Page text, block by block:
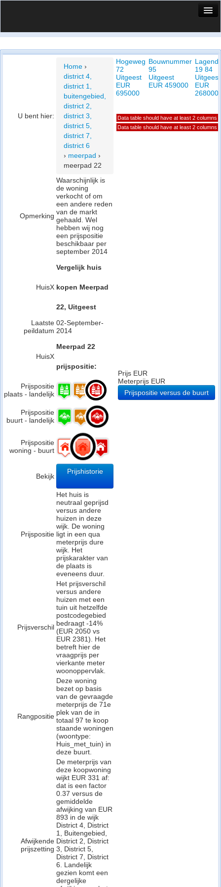
Vergelijk prijsposities - wijk
Privacy beleid
U bent hier:
Home ›
district 4,
district 1,
buitengebied,
district 2,
district 3,
district 5,
district 7,
district 6
› meerpad ›
meerpad 22
Opmerking
Waarschijnlijk is
de woning
verkocht of om
een andere reden
van de markt
gehaald. Wel
hebben wij nog
een prijspositie
beschikbaar per
september 2014
HuisX
Vergelijk huis
kopen Meerpad
22, Uitgeest
Laatste
peildatum
02-September-
2014
HuisX
Meerpad 22
prijspositie:
Prijspositie
plaats - landelijk
Prijspositie
buurt - landelijk
Prijspositie
woning - buurt
Bekijk
Prijshistorie
Prijspositie
Het huis is
neutraal geprijsd
versus andere
huizen in deze
wijk. De woning
ligt in een qua
meterprijs dure
wijk. Het
prijskarakter van
de plaats is
eveneens duur.
Prijsverschil
Het prijsverschil
versus andere
huizen met een
tuin uit hetzelfde
postcodegebied
bedraagt -14%
(EUR 2050 vs
EUR 2381). Het
betreft hier de
vraagprijs per
vierkante meter
woonoppervlak.
Rangpositie
Deze woning
bezet op basis
van de gevraagde
meterprijs de 71e
plek van de in
totaal 97 te koop
staande woningen
(woontype:
Huis_met_tuin) in
deze buurt.
Afwijkende
prijszetting
De meterprijs van
deze koopwoning
wijkt EUR 331 af:
dat is een factor
0.37 versus de
gemiddelde
afwijking van EUR
893 in de wijk
District 4, District
1, Buitengebied,
District 2, District
3, District 5,
District 7, District
6. Landelijk
gezien komt een
dergelijke
Hogeweg
72
Uitgeest
EUR
695000
Bouwnummer
95
Uitgeest
EUR 459000
19 84
Uitgeest
EUR
268000
Data table should have at least 2 columns
Data table should have at least 2 columns
Prijs EUR
Meterprijs EUR
Prijspositie versus de buurt